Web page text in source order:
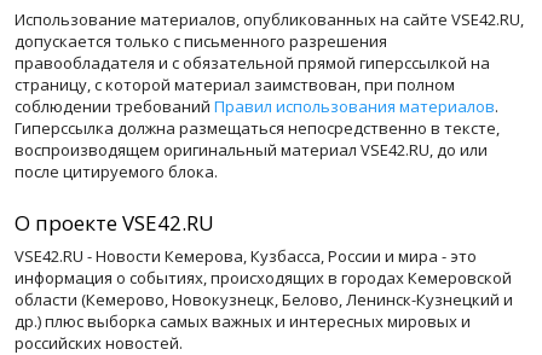
Использование материалов, опубликованных на сайте VSE42.RU,
допускается только с письменного разрешения
правообладателя и с обязательной прямой гиперссылкой на
страницу, с которой материал заимствован, при полном
соблюдении требований Правил использования материалов.
Гиперссылка должна размещаться непосредственно в тексте,
воспроизводящем оригинальный материал VSE42.RU, до или
после цитируемого блока.
О проекте VSE42.RU
VSE42.RU - Новости Кемерова, Кузбасса, России и мира - это
информация о событиях, происходящих в городах Кемеровской
области (Кемерово, Новокузнецк, Белово, Ленинск-Кузнецкий и
др.) плюс выборка самых важных и интересных мировых и
российских новостей.